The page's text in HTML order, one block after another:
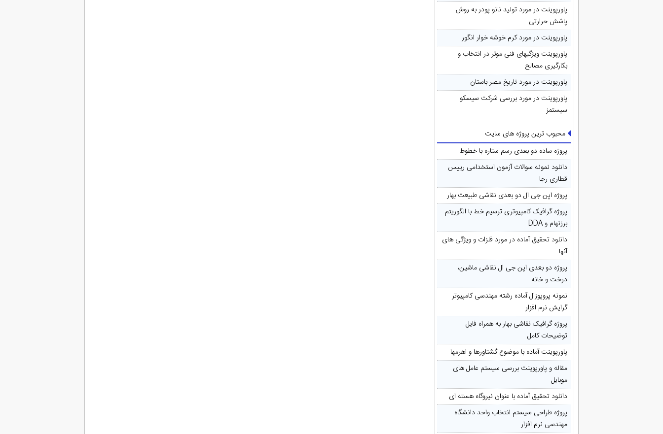
پاورپوینت در مورد تولید نانو پودر به روش
پاشش حرارتی
پاورپوینت در مورد کرم خوشه خوار انگور
پاورپوینت ویژگیهای فنی موثر در انتخاب و
بکارگیری مصالح
پاورپوینت در مورد تاريخ مصر باستان
پاورپوینت در مورد بررسی شرکت سیسکو
سیستمز
محبوب ترین پروژه های سایت
پروژه ساده دو بعدی رسم ستاره با خطوط
دانلود نمونه سوالات آزمون استخدامی رییس
قطاری رجا
پروژه اپن جی ال دو بعدی نقاشی طبیعت بهار
پروژه گرافیک کامپیوتری ترسیم خط با الگوریتم
برزنهام و DDA
دانلود تحقیق آماده در مورد فلزات و ویژگی های
آنها
پروژه دو بعدی اپن جی ال نقاشی ماشین،
درخت و خانه
نمونه پروپوزال آماده رشته مهندسی کامپیوتر
گرایش نرم افزار
پروژه گرافیک نقاشی بهار به همراه فایل
توضیحات کامل
پاورپوینت آماده با موضوع گشتاورها و اهرمها
مقاله و پاورپوینت بررسی سیستم عامل های
موبایل
دانلود تحقیق آماده با عنوان نیروگاه هسته ای
پروژه طراحی سیستم انتخاب واحد دانشگاه
مهندسی نرم افزار